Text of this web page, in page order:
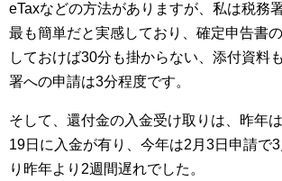
eTaxなどの方法がありますが、私は税務
最も簡単だと実感しており、確定申告書
しておけば30分も掛からない、添付資料
署への申請は3分程度です。
そして、還付金の入金受け取りは、昨年
19日に入金が有り、今年は2月3日申請で
り昨年より2週間遅れでした。